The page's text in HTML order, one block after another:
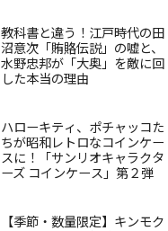
教科書と違う！江戸時代の田
沼意次「賄賂伝説」の嘘と、
水野忠邦が「大奥」を敵に回
した本当の理由
ハローキティ、ポチャッコた
ちが昭和レトロなコインケー
スに！「サンリオキャラクタ
ーズ コインケース」第２弾
【季節・数量限定】キンモク